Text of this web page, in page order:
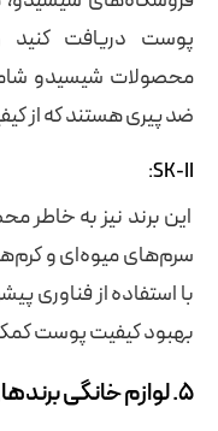
پوست دریافت کنید
محصولات شیسیدو
ضد پیری هستند که از
SK-II:
این برند نیز به خاطر
با استفاده از فناوری
بهبود کیفیت پوست
۵. لوازم خانگی برندهای ژاپنی